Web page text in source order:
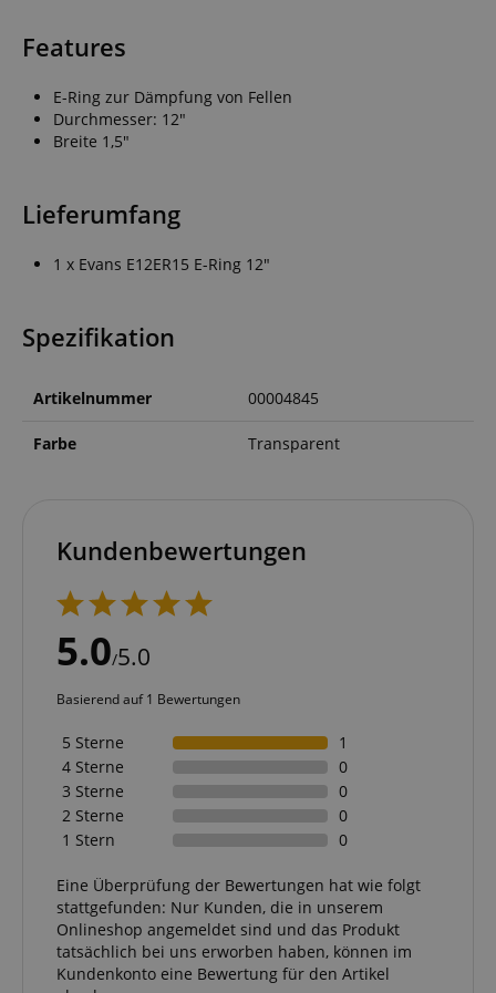
Features
E-Ring zur Dämpfung von Fellen
Durchmesser: 12"
Breite 1,5"
Lieferumfang
1 x Evans E12ER15 E-Ring 12"
Spezifikation
Artikelnummer 00004845
Farbe Transparent
Kundenbewertungen
5.0/5.0
Basierend auf 1 Bewertungen
5 Sterne
1
4 Sterne
0
3 Sterne
0
2 Sterne
0
1 Stern
0
Eine Überprüfung der Bewertungen hat wie folgt
stattgefunden: Nur Kunden, die in unserem
Onlineshop angemeldet sind und das Produkt
tatsächlich bei uns erworben haben, können im
Kundenkonto eine Bewertung für den Artikel